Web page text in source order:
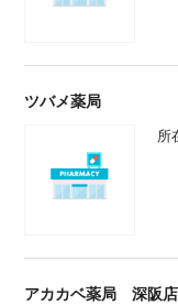
ツバメ薬局
所
アカカベ薬局 深阪店